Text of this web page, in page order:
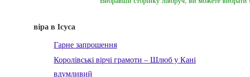
віра в Ісуса
Гарне запрошення
Королівські вірчі грамоти – Шлюб у Кані
вдумливий